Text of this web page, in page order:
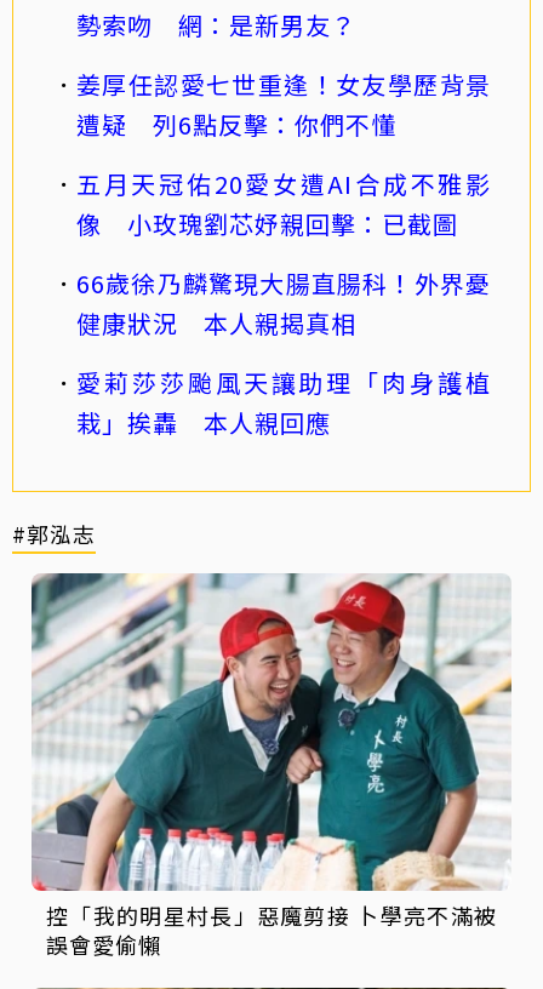
勢索吻 網：是新男友？
姜厚任認愛七世重逢！女友學歷背景
遭疑 列6點反擊：你們不懂
五月天冠佑20愛女遭AI合成不雅影
像 小玫瑰劉芯妤親回擊：已截圖
66歲徐乃麟驚現大腸直腸科！外界憂
健康狀況 本人親揭真相
愛莉莎莎颱風天讓助理「肉身護植
栽」挨轟 本人親回應
#郭泓志
控「我的明星村長」惡魔剪接 卜學亮不滿被
誤會愛偷懶